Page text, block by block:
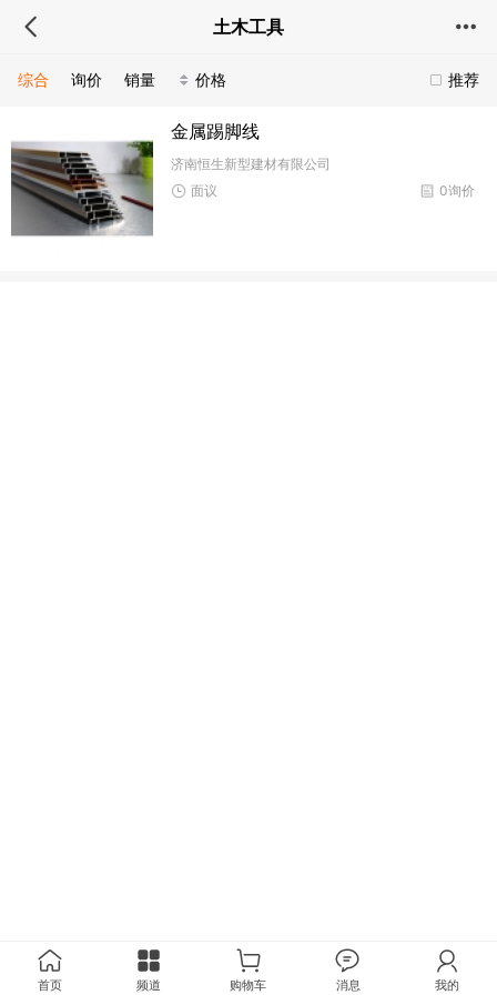
土木工具
推荐
综合 询价 销量 价格
金属踢脚线
济南恒生新型建材有限公司
0询价
面议
首页 频道 购物车 消息 我的